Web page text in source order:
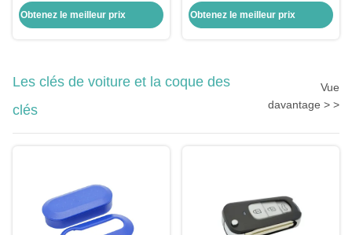
pour voitures universelles
Obtenez le meilleur prix
à distance automatique
Obtenez le meilleur prix
Les clés de voiture et la coque des
clés
Vue
davantage > >